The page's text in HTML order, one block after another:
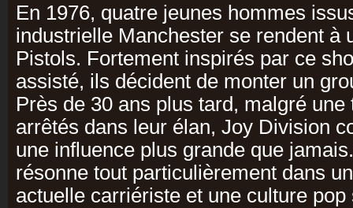
En 1976, quatre jeunes hommes
industrielle Manchester se rendent à
Pistols. Fortement inspirés par ce
assisté, ils décident de monter un
Près de 30 ans plus tard, malgré
arrêtés dans leur élan, Joy Division
une influence plus grande que
résonne tout particulièrement dans
actuelle carriériste et une culture